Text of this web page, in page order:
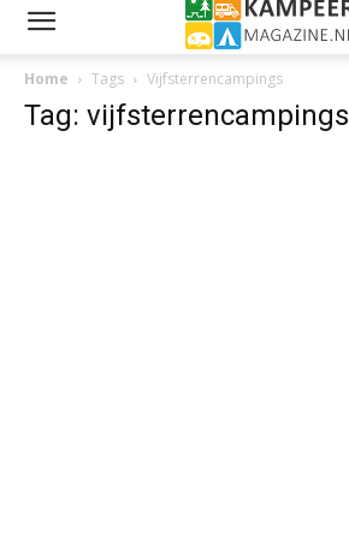
Home Tags Vijfsterrencampings
Tag: vijfsterrencampings